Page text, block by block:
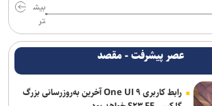
بیش
تر
عصر پیشرفت - مقصد
رابط کاربری One UI ۹ آخرین به‌روزرسانی بزرگ